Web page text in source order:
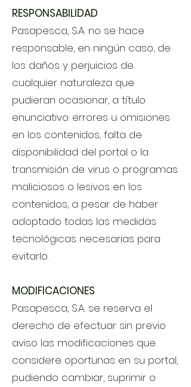
RESPONSABILIDAD
Pasapesca, S.A. no se hace
responsable, en ningún caso, de
los daños y perjuicios de
cualquier naturaleza que
pudieran ocasionar, a título
enunciativo: errores u omisiones
en los contenidos, falta de
disponibilidad del portal o la
transmisión de virus o programas
maliciosos o lesivos en los
contenidos, a pesar de haber
adoptado todas las medidas
tecnológicas necesarias para
evitarlo.
MODIFICACIONES
Pasapesca, S.A. se reserva el
derecho de efectuar sin previo
aviso las modificaciones que
considere oportunas en su portal,
pudiendo cambiar, suprimir o